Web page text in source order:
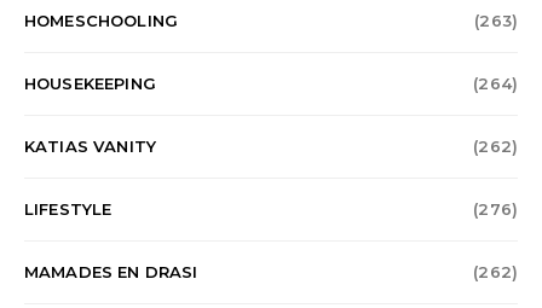
HOMESCHOOLING (263)
HOUSEKEEPING (264)
KATIAS VANITY (262)
LIFESTYLE (276)
MAMADES EN DRASI (262)